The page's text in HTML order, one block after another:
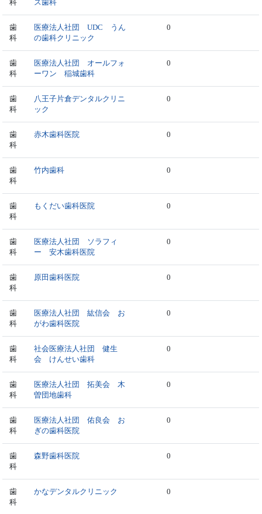
科 ス歯科
歯
科
医療法人社団 UDC うん
の歯科クリニック
0
歯
科
医療法人社団 オールフォ
ーワン 稲城歯科
0
歯
科
八王子片倉デンタルクリニ
ック
0
歯
科
赤木歯科医院 0
歯
科
竹内歯科 0
歯
科
もくだい歯科医院 0
歯
科
医療法人社団 ソラフィ
ー 安木歯科医院
0
歯
科
原田歯科医院 0
歯
科
医療法人社団 紘信会 お
がわ歯科医院
0
歯
科
社会医療法人社団 健生
会 けんせい歯科
0
歯
科
医療法人社団 拓美会 木
曽団地歯科
0
歯
科
医療法人社団 佑良会 お
ぎの歯科医院
0
歯
科
森野歯科医院 0
歯
科
かなデンタルクリニック 0